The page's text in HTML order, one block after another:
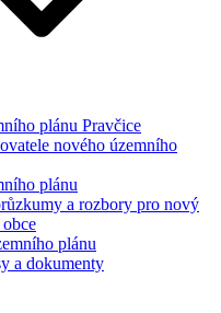
plánu Pravčice
nového územního
plánu
a rozbory pro nový
plánu
a dokumenty